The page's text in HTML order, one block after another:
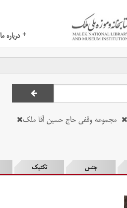
درباره ما +
مجموعه وقفی حاج حسین آقا ملک
جنس تکنیک